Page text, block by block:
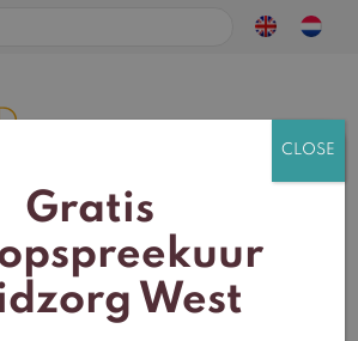
Zoeken
Gratis
West